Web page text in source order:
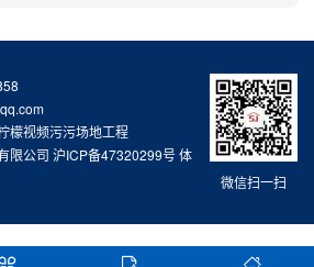
微信扫一扫
视频污污场地工程
限公司 沪ICP备47320299号体